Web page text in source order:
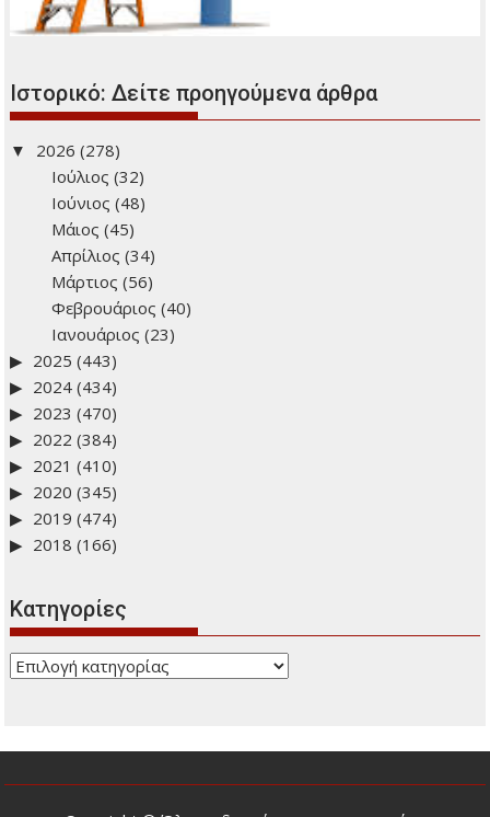
Ιστορικό: Δείτε προηγούμενα άρθρα
2026 (278)
Ιούλιος (32)
Ιούνιος (48)
Μάιος (45)
Απρίλιος (34)
Μάρτιος (56)
Φεβρουάριος (40)
Ιανουάριος (23)
2025 (443)
2024 (434)
2023 (470)
2022 (384)
2021 (410)
2020 (345)
2019 (474)
2018 (166)
Kατηγορίες
Kατηγορίες